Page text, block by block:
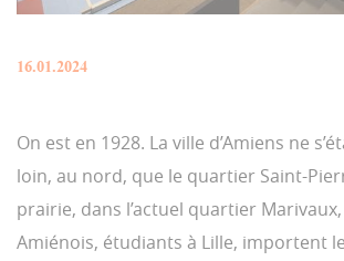
16.01.2024
On est en 1928. La ville d’Amiens ne
loin, au nord, que le quartier Saint-
prairie, dans l’actuel quartier
Amiénois, étudiants à Lille, importent